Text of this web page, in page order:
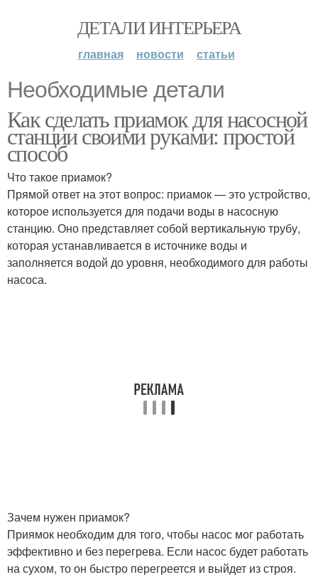
ДЕТАЛИ ИНТЕРЬЕРА
главная новости статьи
Необходимые детали
Как сделать приамок для насосной
станции своими руками: простой
способ
Что такое приамок?
Прямой ответ на этот вопрос: приамок — это устройство,
которое используется для подачи воды в насосную
станцию. Оно представляет собой вертикальную трубу,
которая устанавливается в источнике воды и
заполняется водой до уровня, необходимого для работы
насоса.
Зачем нужен приамок?
Приямок необходим для того, чтобы насос мог работать
эффективно и без перегрева. Если насос будет работать
на сухом, то он быстро перегреется и выйдет из строя.